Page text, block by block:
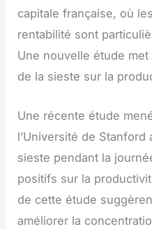
capitale française, où
rentabilité sont
Une nouvelle étude
de la sieste sur la
Une récente étude
l’Université de
sieste pendant la
positifs sur la
de cette étude
améliorer la